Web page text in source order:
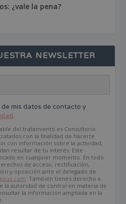
¿vale la pena?
NEWSLETTER
mis datos de contacto y
.
del tratamiento es Consultorio
con la finalidad de hacerte
con información sobre la actividad,
resultar de tu interés. Este
en cualquier momento. En todo
de acceso, rectificación,
y oposición ante el delegado de
. También tienes derecho a
la autoridad de control en materia de
la información ampliada en la